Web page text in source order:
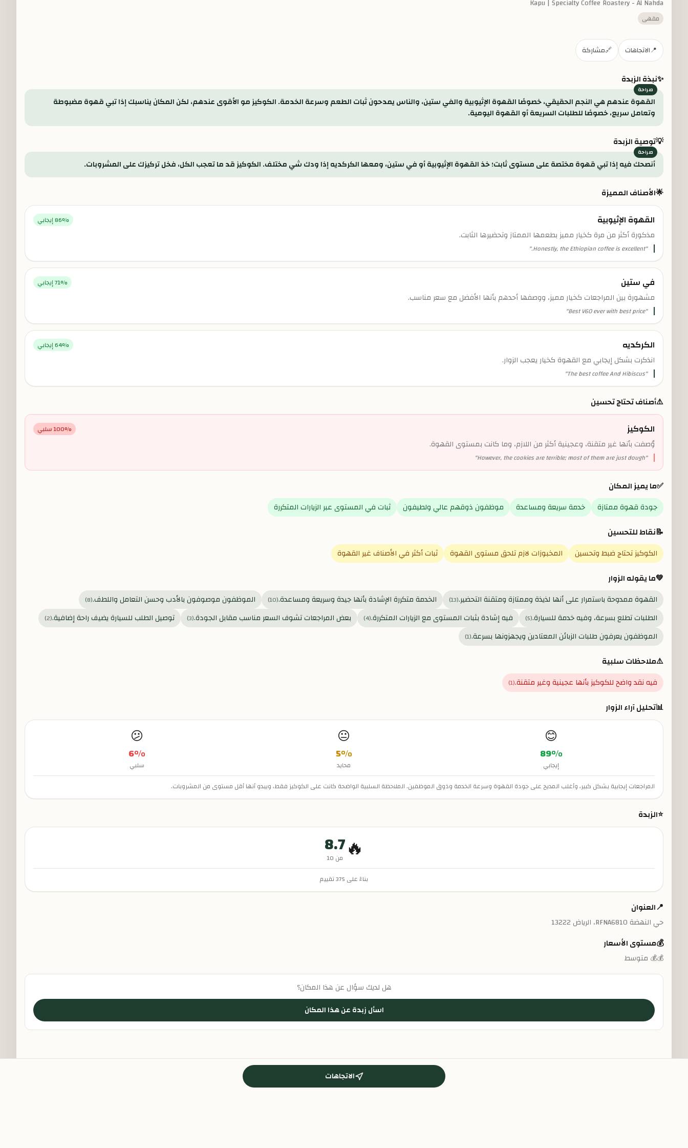
Kapu | Specialty Coffee Roastery - Al Nahda
مقهى
📍الاتجاهات 🔗مشاركة
✨نبذة الزبدة
القهوة عندهم هي النجم الحقيقي، خصوصًا القهوة الإثيوبية والفي ستين، والناس يمدحون ثبات الطعم وسرعة الخدمة. الكوكيز مو الأقوى عندهم، لكن المكان يناسبك إذا تبي قهوة مضبوطة
وتعامل سريع، خصوصًا للطلبات السريعة أو القهوة اليومية.
💡توصية الزبدة
أنصحك فيه إذا تبي قهوة مختصة على مستوى ثابت؛ خذ القهوة الإثيوبية أو في ستين، ومعها الكركديه إذا ودك شي مختلف. الكوكيز قد ما تعجب الكل، فخل تركيزك على المشروبات.
🌟الأصناف المميزة
القهوة الإثيوبية 86% إيجابي
مذكورة أكثر من مرة كخيار مميز بطعمها الممتاز وتحضيرها الثابت.
"
Honestly, the Ethiopian coffee is excellent.
"
في ستين 71% إيجابي
مشهورة بين المراجعات كخيار مميز، ووصفها أحدهم بأنها الأفضل مع سعر مناسب.
"
Best V60 ever with best price
"
الكركديه 64% إيجابي
انذكرت بشكل إيجابي مع القهوة كخيار يعجب الزوار.
"
The best coffee And Hibiscus
"
⚠️أصناف تحتاج تحسين
الكوكيز 100% سلبي
وُصفت بأنها غير متقنة، وعجينية أكثر من اللازم، وما كانت بمستوى القهوة.
"
However, the cookies are terrible; most of them are just dough
"
✅ما يميز المكان
جودة قهوة ممتازة خدمة سريعة ومساعدة موظفون ذوقهم عالي ولطيفون ثبات في المستوى عبر الزيارات المتكررة
📝نقاط للتحسين
الكوكيز تحتاج ضبط وتحسين المخبوزات لازم تلحق مستوى القهوة ثبات أكثر في الأصناف غير القهوة
💚ما يقوله الزوار
القهوة ممدوحة باستمرار على أنها لذيذة وممتازة ومتقنة التحضير.(
13
) الخدمة متكررة الإشادة بأنها جيدة وسريعة ومساعدة.(
10
) الموظفون موصوفون بالأدب وحسن التعامل واللطف.(
8
)
الطلبات تطلع بسرعة، وفيه خدمة للسيارة.(
5
) فيه إشادة بثبات المستوى مع الزيارات المتكررة.(
4
) بعض المراجعات تشوف السعر مناسب مقابل الجودة.(
3
) توصيل الطلب للسيارة يضيف راحة إضافية.(
2
)
الموظفون يعرفون طلبات الزبائن المعتادين ويجهزونها بسرعة.(
1
)
⚠️ملاحظات سلبية
فيه نقد واضح للكوكيز بأنها عجينية وغير متقنة.(
1
)
📊تحليل آراء الزوار
😊
89%
إيجابي
😐
5%
محايد
😕
6%
سلبي
المراجعات إيجابية بشكل كبير، وأغلب المديح على جودة القهوة وسرعة الخدمة وذوق الموظفين. الملاحظة السلبية الواضحة كانت على الكوكيز فقط، ويبدو أنها أقل مستوى من المشروبات.
⭐الزبدة
🔥
8.7
من 10
بناءً على 375تقييم
📍العنوان
حي النهضة RFNA6810، الرياض 13222
💰مستوى الأسعار
💰💰 متوسط
هل لديك سؤال عن هذا المكان؟
اسأل زبدة عن هذا المكان
الاتجاهات